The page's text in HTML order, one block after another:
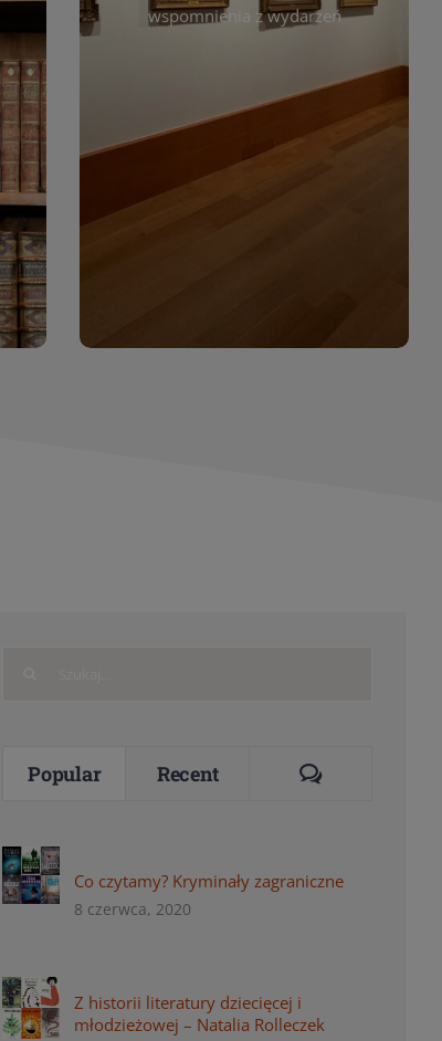
wspomnienia z wydarzeń
czytelników. Regularnie dodajemy
powrócić do wyjątkowych
momentów. Zapraszamy do
obejrzenia, wspominania i
inspirowania się!
Popular Recent Comments
Co czytamy? Kryminały zagraniczne
8 czerwca, 2020
Z historii literatury dziecięcej i
młodzieżowej – Natalia Rolleczek